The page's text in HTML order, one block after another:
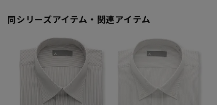
同シリーズアイテム・関連アイテム